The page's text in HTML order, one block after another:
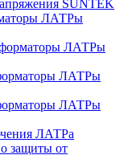
SUNTEK
ЛАТРы
ЛАТРы
ЛАТРы
ЛАТРы
ЛАТРа
защиты от